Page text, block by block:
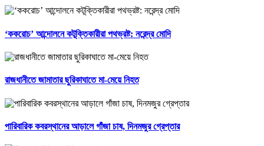
‘ককরোচ’ আন্দোলনে কটূক্তিকারীরা পথভ্রষ্ট: নরেন্দ্র মোদি
রাজধানীতে জামাতার ছুরিকাঘাতে মা-মেয়ে নিহত
পারিবারিক কবরস্থানের আড়ালে গাঁজা চাষ, দিনমজুর গ্রেপ্তার